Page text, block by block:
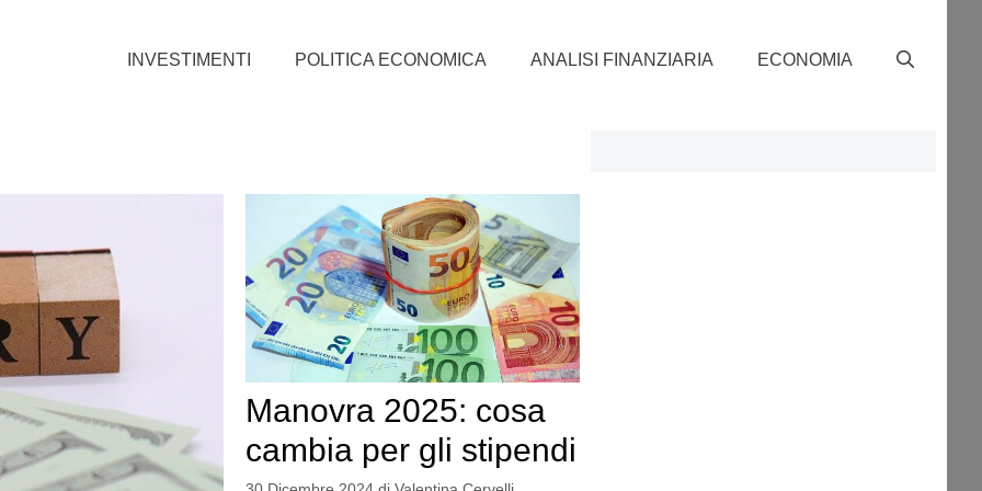
INVESTIMENTI POLITICA ECONOMICA ANALISI FINANZIARIA ECONOMIA
Manovra 2025: cosa
cambia per gli stipendi